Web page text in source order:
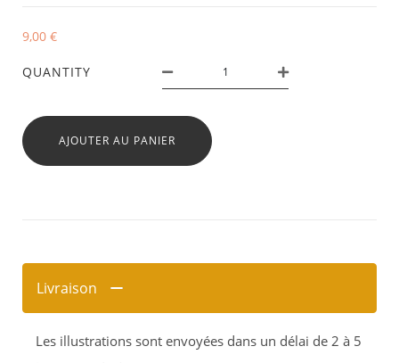
9,00 €
QUANTITY
AJOUTER AU PANIER
Livraison
Les illustrations sont envoyées dans un délai de 2 à 5